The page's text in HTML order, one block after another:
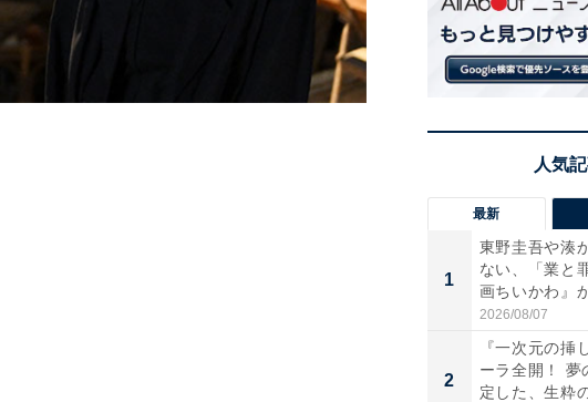
最新
1
東野圭吾や湊
ない、「業と
画ちいかわ』
た...
2026/08/07
2
『一次元の挿
ーラ全開！ 夢
定した、生粋